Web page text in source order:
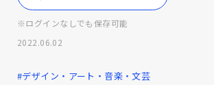
※ログインなしでも保存可能
2022.06.02
#デザイン・アート・音楽・文芸